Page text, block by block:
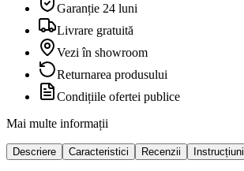
Garanție 24 luni
Livrare gratuită
Vezi în showroom
Returnarea produsului
Condițiile ofertei publice
Mai multe informații
Descriere Caracteristici Recenzii Instrucțiuni